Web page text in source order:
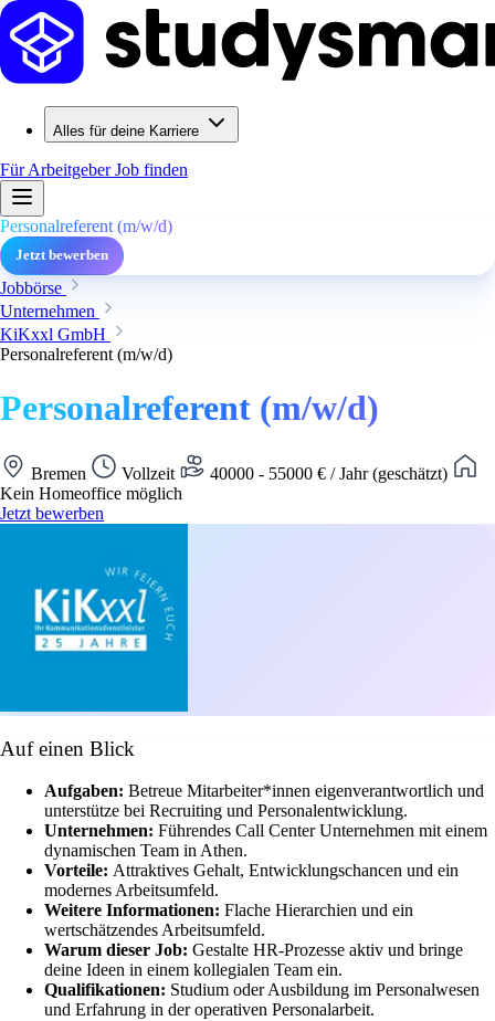
Alles für deine Karriere
Für ArbeitgeberJob finden
Personalreferent (m/w/d)
Jetzt bewerben
Jobbörse
Unternehmen
KiKxxl GmbH
Personalreferent (m/w/d)
Personalreferent (m/w/d)
Bremen Vollzeit
40000 - 55000 € / Jahr (geschätzt)
Kein Homeoffice möglich
Jetzt bewerben
Auf einen Blick
Aufgaben: Betreue Mitarbeiter*innen eigenverantwortlich und
unterstütze bei Recruiting und Personalentwicklung.
Unternehmen: Führendes Call Center Unternehmen mit einem
dynamischen Team in Athen.
Vorteile: Attraktives Gehalt, Entwicklungschancen und ein
modernes Arbeitsumfeld.
Weitere Informationen: Flache Hierarchien und ein
wertschätzendes Arbeitsumfeld.
Warum dieser Job: Gestalte HR-Prozesse aktiv und bringe
deine Ideen in einem kollegialen Team ein.
Qualifikationen: Studium oder Ausbildung im Personalwesen
und Erfahrung in der operativen Personalarbeit.